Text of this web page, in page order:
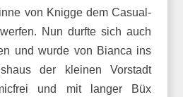
von Knigge dem Casual-
Nun durfte sich auch
und wurde von Bianca ins
der kleinen Vorstadt
und mit langer Büx